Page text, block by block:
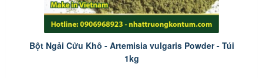
Bột Ngải Cửu Khô - Artemisia vulgaris Powder - Túi
1kg